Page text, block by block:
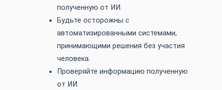
полученную от ИИ.
Будьте осторожны с
автоматизированными системами,
принимающими решения без участия
человека.
Проверяйте информацию полученную
от ИИ.